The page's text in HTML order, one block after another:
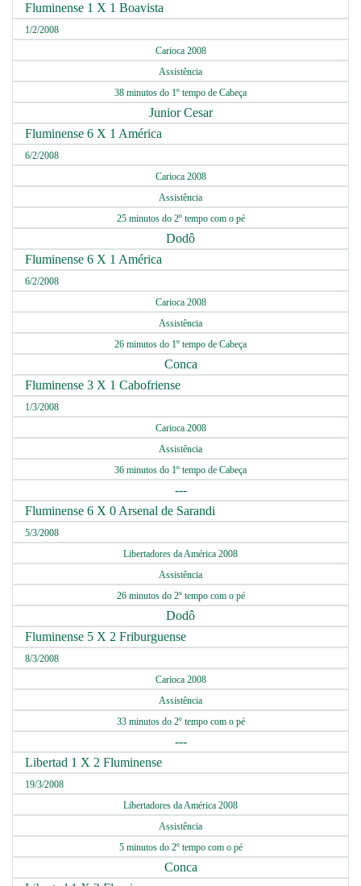
Fluminense 1 X 1 Boavista
1/2/2008
Carioca 2008
Assistência
38 minutos do 1º tempo de Cabeça
Junior Cesar
Fluminense 6 X 1 América
6/2/2008
Carioca 2008
Assistência
25 minutos do 2º tempo com o pé
Dodô
Fluminense 6 X 1 América
6/2/2008
Carioca 2008
Assistência
26 minutos do 1º tempo de Cabeça
Conca
Fluminense 3 X 1 Cabofriense
1/3/2008
Carioca 2008
Assistência
36 minutos do 1º tempo de Cabeça
---
Fluminense 6 X 0 Arsenal de Sarandi
5/3/2008
Libertadores da América 2008
Assistência
26 minutos do 2º tempo com o pé
Dodô
Fluminense 5 X 2 Friburguense
8/3/2008
Carioca 2008
Assistência
33 minutos do 2º tempo com o pé
---
Libertad 1 X 2 Fluminense
19/3/2008
Libertadores da América 2008
Assistência
5 minutos do 2º tempo com o pé
Conca